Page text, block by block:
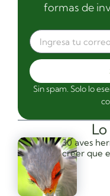
30 aves
creer que
formas de
Sin spam. Solo lo